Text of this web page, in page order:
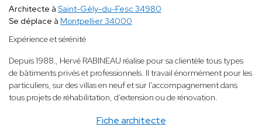
Fiche architecte
Architecte à Saint-Gély-du-Fesc 34980
Se déplace à Montpellier 34000
Expérience et sérénité
Depuis 1988., Hervé RABINEAU réalise pour sa clientèle tous types
de bâtiments privés et professionnels. Il travail énormément pour les
particuliers, sur des villas en neuf et sur l'accompagnement dans
tous projets de réhabilitation, d’extension ou de rénovation.